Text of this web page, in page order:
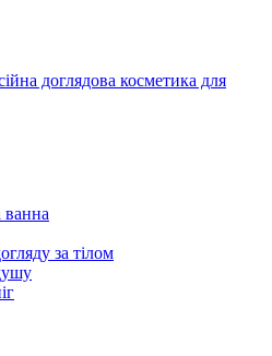
доглядова косметика для
ванна
за тілом